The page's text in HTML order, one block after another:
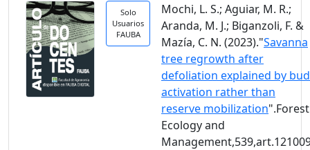
Solo
Usuarios
FAUBA
Mochi, L. S.; Aguiar, M. R.;
Aranda, M. J.; Biganzoli, F. &
Mazía, C. N. (2023)."Savanna
tree regrowth after
defoliation explained by bud
activation rather than
reserve mobilization".Forest
Ecology and